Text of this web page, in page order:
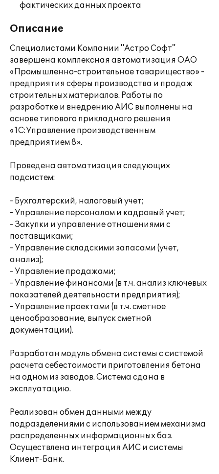
фактических данных проекта
Описание
Специалистами Компании "Астро Софт"
завершена комплексная автоматизация ОАО
«Промышленно-строительное товарищество» -
предприятия сферы производства и продаж
строительных материалов. Работы по
разработке и внедрению АИС выполнены на
основе типового прикладного решения
«1С:Управление производственным
предприятием 8».
Проведена автоматизация следующих
подсистем:
- Бухгалтерский, налоговый учет;
- Управление персоналом и кадровый учет;
- Закупки и управление отношениями с
поставщиками;
- Управление складскими запасами (учет,
анализ);
- Управление продажами;
- Управление финансами (в т.ч. анализ ключевых
показателей деятельности предприятия);
- Управление проектами (в т.ч. сметное
ценообразование, выпуск сметной
документации).
Разработан модуль обмена системы с системой
расчета себестоимости приготовления бетона
на одном из заводов. Система сдана в
эксплуатацию.
Реализован обмен данными между
подразделениями с использованием механизма
распределенных информационных баз.
Осуществлена интеграция АИС и системы
Клиент-Банк.